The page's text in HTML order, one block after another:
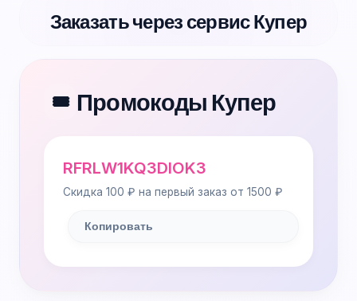
Заказать через сервис Купер
🎟️ Промокоды Купер
RFRLW1KQ3DIOK3
Скидка 100 ₽ на первый заказ от 1500 ₽
Копировать